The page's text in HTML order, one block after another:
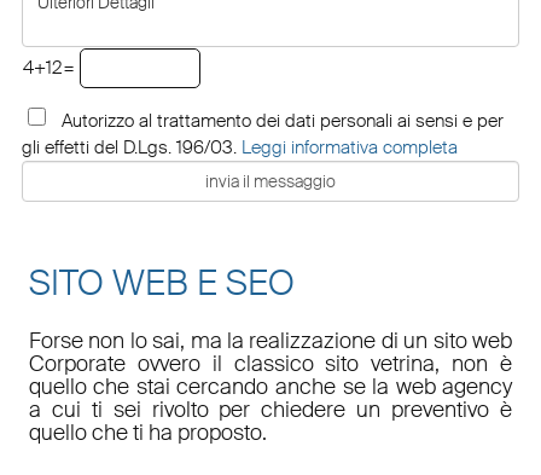
4+12=
Autorizzo al trattamento dei dati personali ai sensi e per
gli effetti del D.Lgs. 196/03. Leggi informativa completa
SITO WEB E SEO
Forse non lo sai, ma la realizzazione di un sito web
Corporate ovvero il classico sito vetrina, non è
quello che stai cercando anche se la web agency
a cui ti sei rivolto per chiedere un preventivo è
quello che ti ha proposto.